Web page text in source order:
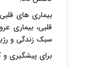
بیماری های
قلبی، بیماری
سبک زندگی و
برای پیشگیری و